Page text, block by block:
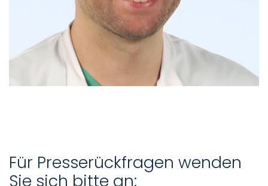
Für Presserückfragen wenden
Sie sich bitte an: